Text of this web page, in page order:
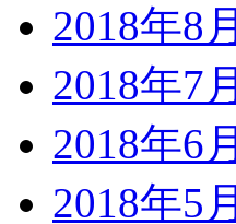
2018年8月
2018年7月
2018年6月
2018年5月